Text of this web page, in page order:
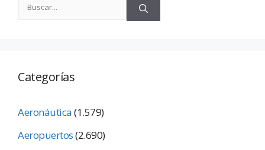
Categorías
Aeronáutica(1.579)
Aeropuertos(2.690)